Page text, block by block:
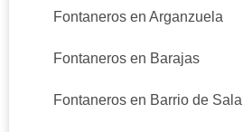
Fontaneros en Arganzuela
Fontaneros en Barajas
Fontaneros en Barrio de